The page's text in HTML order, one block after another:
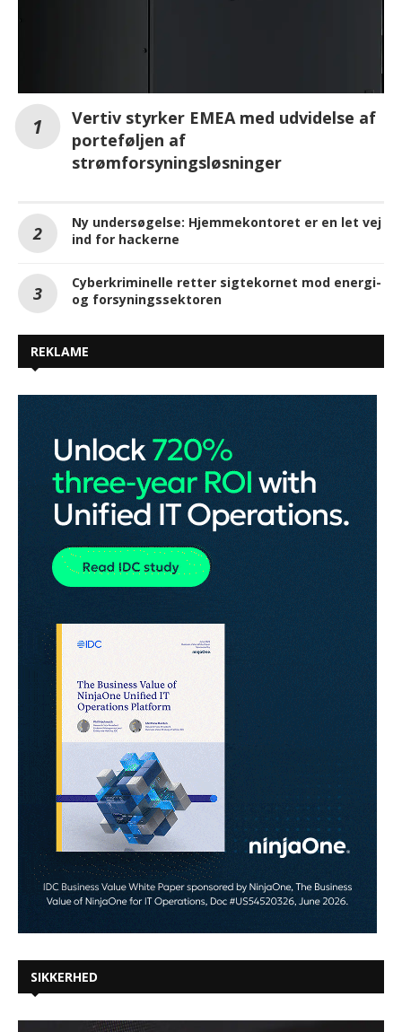
Vertiv styrker EMEA med udvidelse af
porteføljen af
strømforsyningsløsninger
Ny undersøgelse: Hjemmekontoret er en let vej
ind for hackerne
Cyberkriminelle retter sigtekornet mod energi-
og forsyningssektoren
REKLAME
SIKKERHED